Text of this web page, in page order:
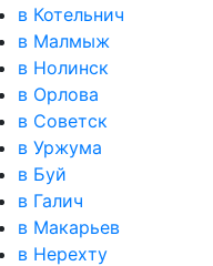
в Котельнич
в Малмыж
в Нолинск
в Орлова
в Советск
в Уржума
в Буй
в Галич
в Макарьев
в Нерехту